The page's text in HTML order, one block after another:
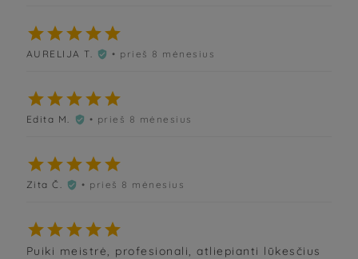

AURELIJA T.  • prieš 8 mėnesius

Edita M.  • prieš 8 mėnesius

Zita Č.  • prieš 8 mėnesius

Puiki meistrė, profesionali, atliepianti lūkesčius